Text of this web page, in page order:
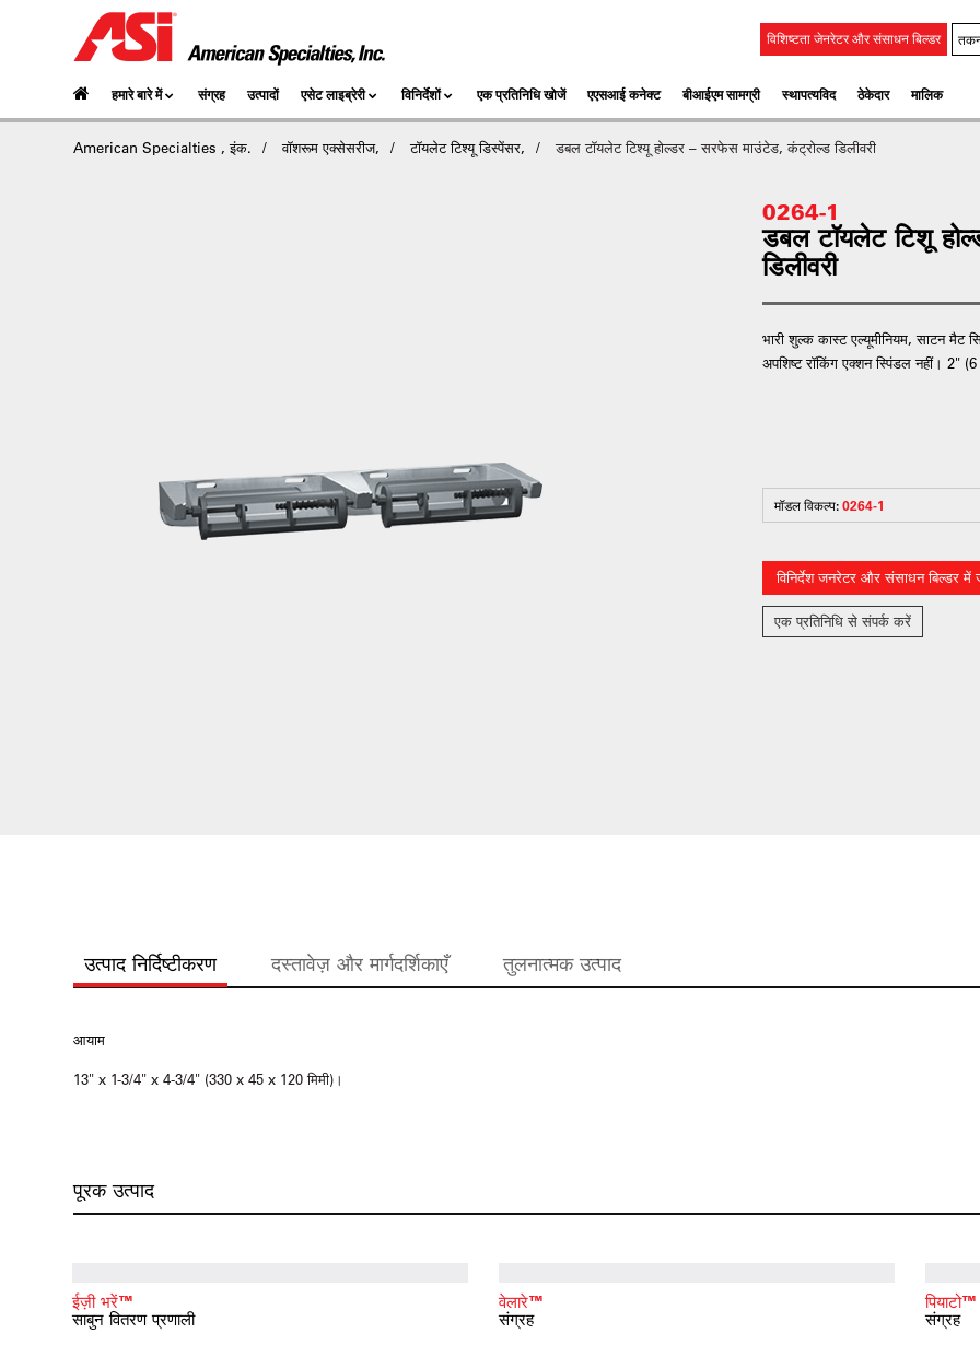
विशिष्टता जेनरेटर और संसाधन बिल्डर
हमारे बारे में संग्रह उत्पादों एसेट लाइब्रेरी विनिर्देशों एक प्रतिनिधि खोजें एएसआई कनेक्ट बीआईएम सामग्री स्‍थापत्‍यविद ठेकेदार मालिक
American Specialties , इंक. वॉशरूम एक्सेसरीज, टॉयलेट टिश्यू डिस्पेंसर, डबल टॉयलेट टिश्यू होल्डर – सरफेस माउंटेड, कंट्रोल्ड डिलीवरी
0264-1
डबल टॉयलेट टिशू
डिलीवरी
भारी शुल्क कास्ट एल्यूमीनियम, साटन मैट
अपशिष्ट रॉकिंग एक्शन स्पिंडल नहीं। 2"
मॉडल विकल्प:0264-1
विनिर्देश जनरेटर और संसाधन बिल्डर में
एक प्रतिनिधि से संपर्क करें
उत्पाद निर्दिष्टीकरण दस्तावेज़ और मार्गदर्शिकाएँ तुलनात्मक उत्पाद
आयाम
13" x 1-3/4" x 4-3/4" (330 x 45 x 120 मिमी)।
पूरक उत्पाद
ईज़ी भरें™
साबुन वितरण प्रणाली
वेलारे™
संग्रह
पियाटो™
संग्रह